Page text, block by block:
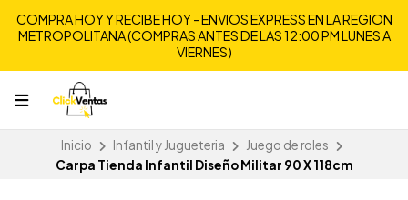
COMPRA HOY Y RECIBE HOY - ENVIOS EXPRESS EN LA REGION
METROPOLITANA (COMPRAS ANTES DE LAS 12:00 PM LUNES A
VIERNES)
Inicio Infantil y Jugueteria
Juego de roles
Carpa Tienda Infantil Diseño Militar 90 X 118cm